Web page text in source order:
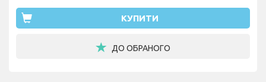
КУПИТИ
ДО ОБРАНОГО